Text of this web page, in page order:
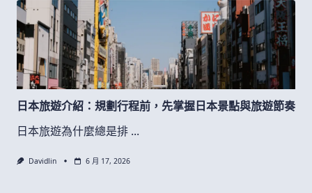
日本旅遊介紹：規劃行程前，先掌握日本景點與旅遊節奏
日本旅遊為什麼總是排 ...
Davidlin 6 月 17, 2026